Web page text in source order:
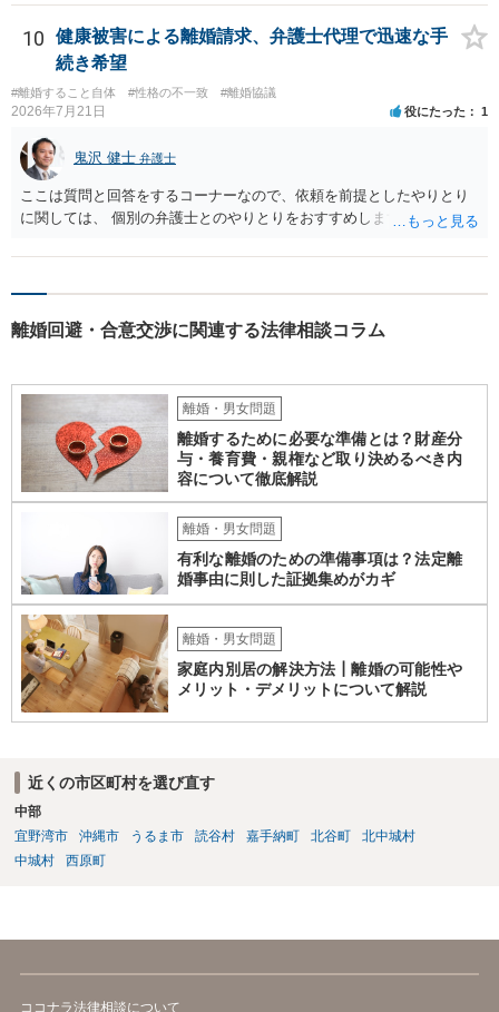
婚姻費用については調停で話がまとまらなかった場合に審判で裁判所
の判断が出るため、終局的な解決が見込めます。 弁護士に一度相談さ
れた方が良いでしょう。
10
健康被害による離婚請求、弁護士代理で迅速な手
続き希望
#離婚すること自体 #性格の不一致 #離婚協議
2026年7月21日 役にたった 1
鬼沢 健士 弁護士
ここは質問と回答をするコーナーなので、依頼を前提としたやりとり
に関しては、 個別の弁護士とのやりとりをおすすめします。
離婚回避・合意交渉に関連する法律相談コラム
離婚・男女問題
離婚するために必要な準備とは？財産分
与・養育費・親権など取り決めるべき内
容について徹底解説
離婚・男女問題
有利な離婚のための準備事項は？法定離
婚事由に則した証拠集めがカギ
離婚・男女問題
家庭内別居の解決方法┃離婚の可能性や
メリット・デメリットについて解説
近くの市区町村を選び直す
中部
宜野湾市
沖縄市 うるま市 読谷村 嘉手納町 北谷町
北中城村
中城村
西原町
ココナラ法律相談について